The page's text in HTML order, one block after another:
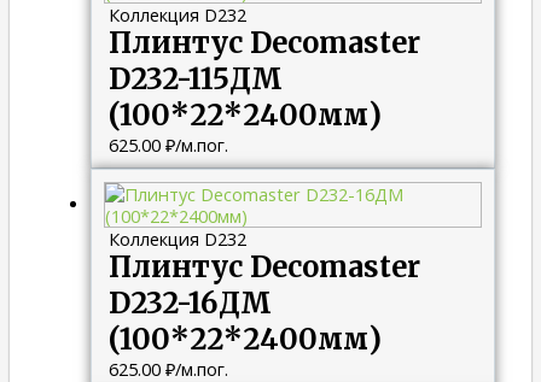
Коллекция D232
Плинтус Decomaster
D232-115ДМ
(100*22*2400мм)
625.00 ₽/м.пог.
Коллекция D232
Плинтус Decomaster
D232-16ДМ
(100*22*2400мм)
625.00 ₽/м.пог.